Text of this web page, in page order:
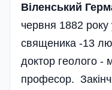
Віленський
червня 1882 року
священика -13
доктор геолого -
професор.